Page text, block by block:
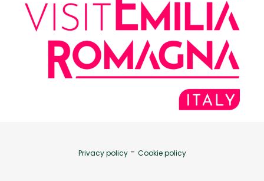
Privacy policy- Cookie policy